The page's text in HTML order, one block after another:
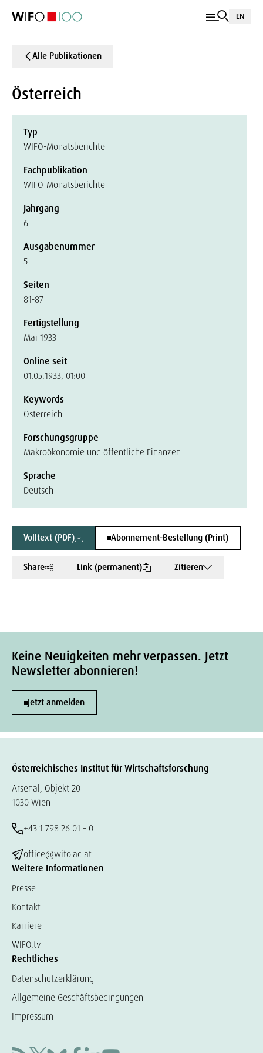
EN
Alle Publikationen
Österreich
Typ
WIFO-Monatsberichte
Fachpublikation
WIFO-Monatsberichte
Jahrgang
6
Ausgabenummer
5
Seiten
81-87
Fertigstellung
Mai 1933
Online seit
01.05.1933, 01:00
Keywords
Österreich
Forschungsgruppe
Makroökonomie und öffentliche Finanzen
Sprache
Deutsch
Volltext (PDF) Abonnement-Bestellung (Print)
Share Link (permanent) Zitieren
Keine Neuigkeiten mehr verpassen. Jetzt
Newsletter abonnieren!
Jetzt anmelden
Österreichisches Institut für Wirtschaftsforschung
Arsenal, Objekt 20
1030 Wien
+43 1 798 26 01 – 0
office@wifo.ac.at
Weitere Informationen
Presse
Kontakt
Karriere
WIFO.tv
Rechtliches
Datenschutzerklärung
Allgemeine Geschäftsbedingungen
Impressum